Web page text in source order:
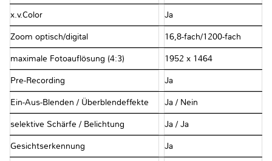
x.v.Color Ja
Zoom optisch/digital 16,8-fach/1200-fach
maximale Fotoauflösung (4:3) 1952 x 1464
Pre-Recording Ja
Ein-Aus-Blenden / Überblendeffekte Ja / Nein
selektive Schärfe / Belichtung Ja / Ja
Gesichtserkennung Ja